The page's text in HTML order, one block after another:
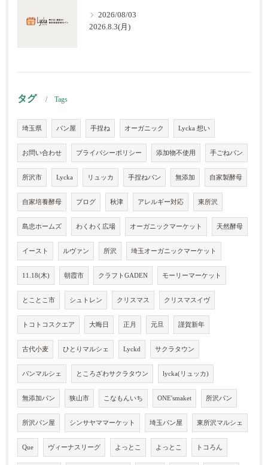
2026/08/03
2026.8.3(月)
タグ Tags
埼玉県 パン屋 手捏ね オーガニック Lycka 想い
お問い合わせ プライバシーポリシー 添加物不使用 手ごねパン
所沢市 Lycka リュッカ 手捏ねパン 無添加 自家製酵母
自家培養酵母 ブログ 秋津 アレルギー対応 東所沢
島忠ホームズ わくわく広場 オーガニックマーケット 天然酵母
イースト ルヴァン 所沢 埼玉オーガニックマーケット
11.18(木) 朝霞市 クラフトGADEN モーリーマーケット
とことこ市 シュトレン クリスマス クリスマスイヴ
トコトコスクエア 大晦日 正月 元旦 謹賀新年
古代小麦 ひとりマルシェ Lyckd サクラタウン
パンマルシェ ところざわサクラタウン lycka(リュッカ)
無添加パン 狭山市 こなもんいち ONE'smaket 所沢パン
所沢パン屋 シンサヤママーケット 埼玉パン屋 東所沢マルシェ
Que ヴィーナスリーグ よっとこ よっとこ トコろん